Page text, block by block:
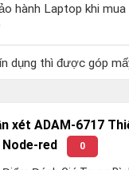
hành Laptop khi
dụng thì được góp
xét ADAM-6717
Node-red
0